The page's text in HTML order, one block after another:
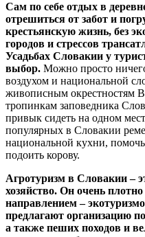
Сам по себе отдых в
отрешиться от забот и
крестьянскую жизнь, без
городов и стрессов
Усадьбах Словакии у
выбор. Можно просто
воздухом и национальной
живописным окрестностям
тропинкам заповедника
привык сидеть на одном
популярных в Словакии
национальной кухни,
подоить корову.
Агротуризм в Словакии –
хозяйство. Он очень
направлением –
предлагают организацию
а также пеших походов и